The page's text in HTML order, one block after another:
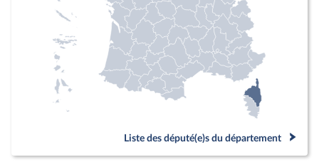
Liste des député(e)s du département